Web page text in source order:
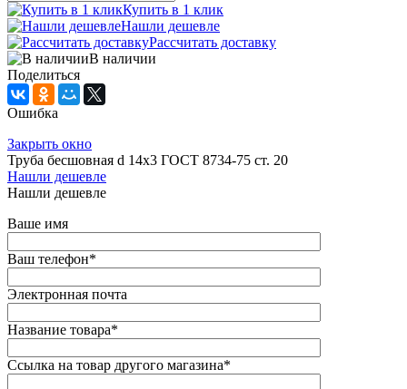
Купить в 1 клик
Нашли дешевле
Рассчитать доставку
В наличии
Поделиться
Ошибка
Закрыть окно
Труба бесшовная d 14x3 ГОСТ 8734-75 ст. 20
Нашли дешевле
Нашли дешевле
Ваше имя
Ваш телефон*
Электронная почта
Название товара*
Ссылка на товар другого магазина*